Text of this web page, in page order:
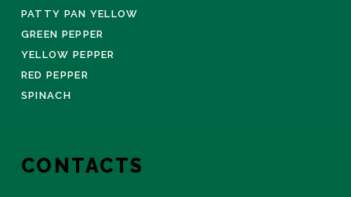
PATTY PAN YELLOW
GREEN PEPPER
YELLOW PEPPER
RED PEPPER
SPINACH
CONTACTS